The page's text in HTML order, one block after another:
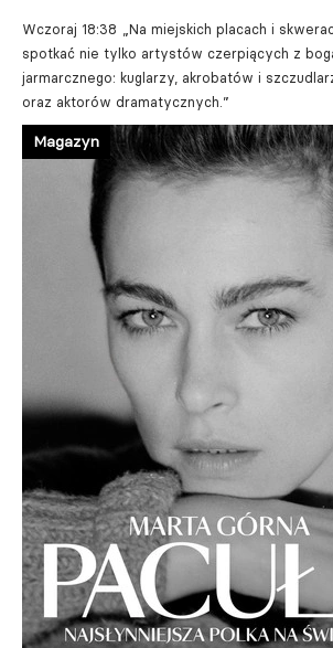
Wczoraj 18:38
„Na miejskich placach i
spotkać nie tylko artystów czerpiących z
jarmarcznego: kuglarzy, akrobatów i
oraz aktorów dramatycznych.”
Magazyn